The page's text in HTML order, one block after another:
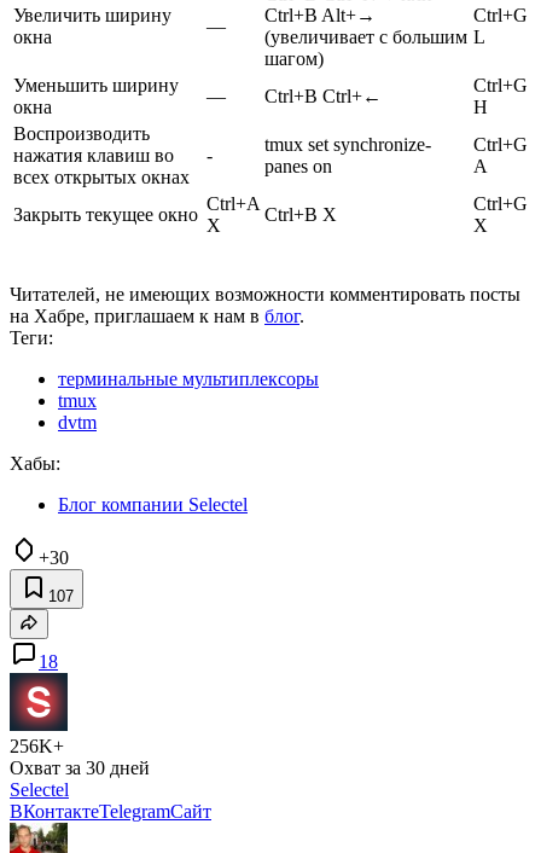
Увеличить ширину
окна
—
Ctrl+B Alt+→
(увеличивает с большим
шагом)
Ctrl+G
L
Уменьшить ширину
окна
— Ctrl+B Ctrl+←
Ctrl+G
H
Воспроизводить
нажатия клавиш во
всех открытых окнах
-
tmux set synchronize-
panes on
Ctrl+G
A
Закрыть текущее окно
Ctrl+A
X
Ctrl+B X
Ctrl+G
X
Читателей, не имеющих возможности комментировать посты
на Хабре, приглашаем к нам в блог.
Теги:
терминальные мультиплексоры
tmux
dvtm
Хабы:
Блог компании Selectel
+30
107
18
256K+
Охват за 30 дней
Selectel
ВКонтактеTelegramСайт